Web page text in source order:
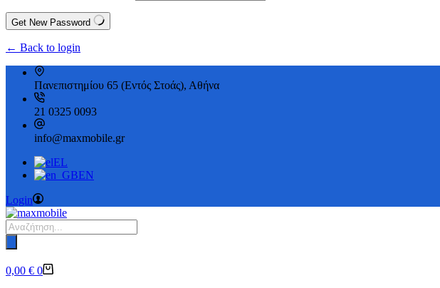
Get New Password
← Back to login
Πανεπιστημίου 65 (Εντός Στοάς), Αθήνα
21 0325 0093
info@maxmobile.gr
EL
EN
Login
Products
search
Καλάθι
0,00 € 0